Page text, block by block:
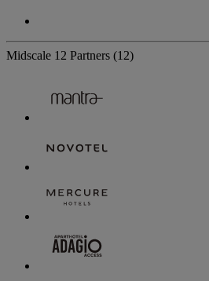
Midscale 12 Partners (12)